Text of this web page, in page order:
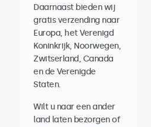
Daarnaast bieden wij
gratis verzending naar
Europa, het Verenigd
Koninkrijk, Noorwegen,
Zwitserland, Canada
en de Verenigde
Staten.
Wilt u naar een ander
land laten bezorgen of